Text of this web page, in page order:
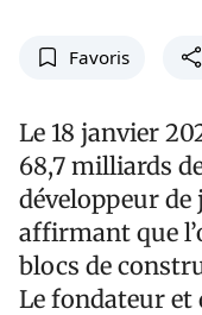
Favoris
Le 18 janvier
68,7 milliards
développeur
affirmant que
blocs de
Le fondateur et